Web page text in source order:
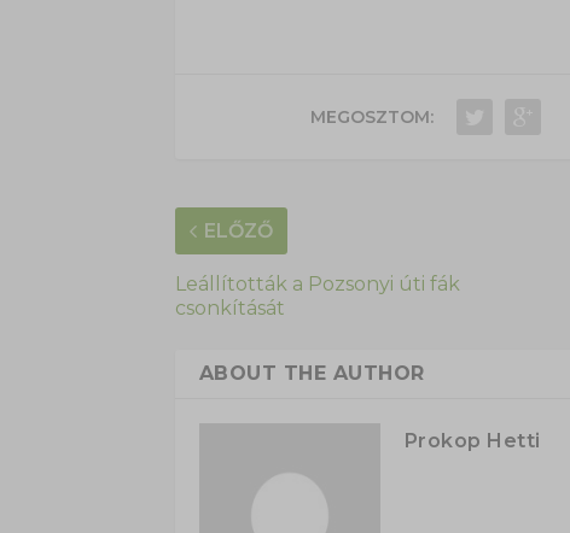
MEGOSZTOM:
ELŐZŐ
Leállították a Pozsonyi úti fák
csonkítását
ABOUT THE AUTHOR
Prokop Hetti